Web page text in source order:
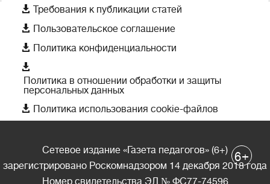
 Требования к публикации статей
 Пользовательское соглашение
 Политика конфиденциальности

Политика в отношении обработки и защиты
персональных данных
 Политика использования cookie-файлов
Сетевое издание «Газета педагогов» (6+)
зарегистрировано Роскомнадзором 14 декабря 2018 года
Номер свидетельства ЭЛ № ФС77-74596
6+